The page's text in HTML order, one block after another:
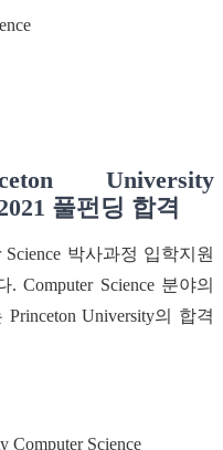
University
풀펀딩 합격
박사과정 입학지원
Computer Science 분야의
University의 합격